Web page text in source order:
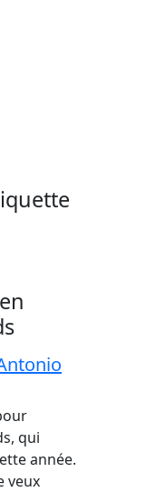
qui
année.
veux